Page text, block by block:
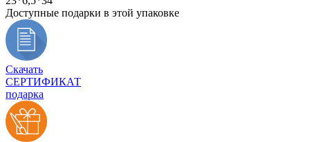
Доступные подарки в этой упаковке
Скачать
СЕРТИФИКАТ
подарка